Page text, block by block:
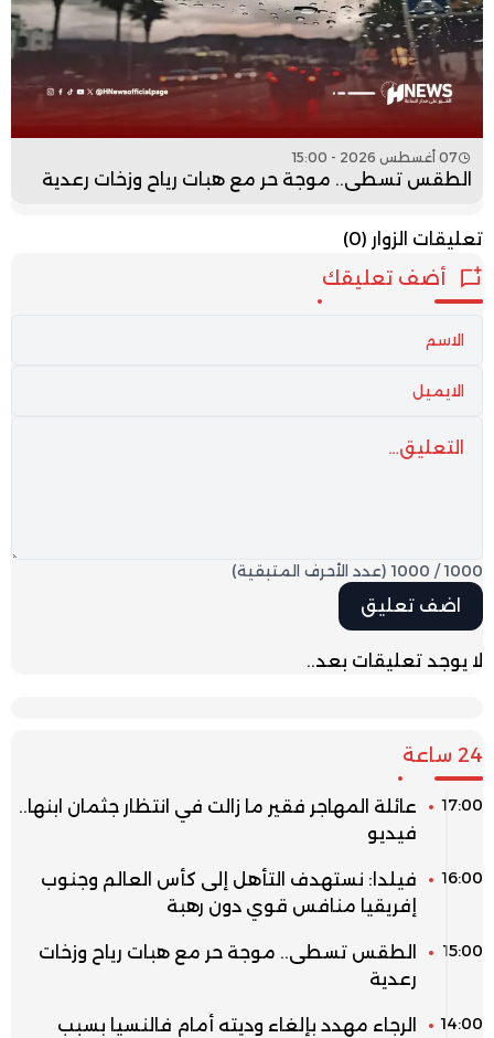
07 أغسطس 2026 - 15:00
الطقس تسطى.. موجة حر مع هبات رياح وزخات رعدية
تعليقات الزوار (0)
أضف تعليقك
1000
/
1000 (عدد الأحرف المتبقية)
لا يوجد تعليقات بعد..
24 ساعة
17:00
عائلة المهاجر فقير ما زالت في انتظار جثمان ابنها..
فيديو
16:00
فيلدا: نستهدف التأهل إلى كأس العالم وجنوب
إفريقيا منافس قوي دون رهبة
15:00
الطقس تسطى.. موجة حر مع هبات رياح وزخات
رعدية
14:00
الرجاء مهدد بإلغاء وديته أمام فالنسيا بسبب